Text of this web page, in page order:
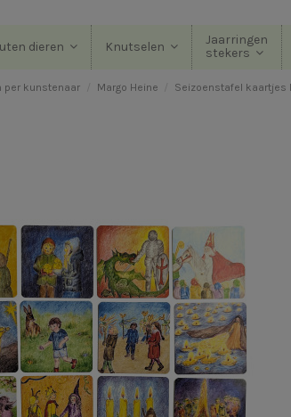
dieren Knutselen
Jaarringen
stekers
per kunstenaar Margo Heine Seizoenstafel kaartjes